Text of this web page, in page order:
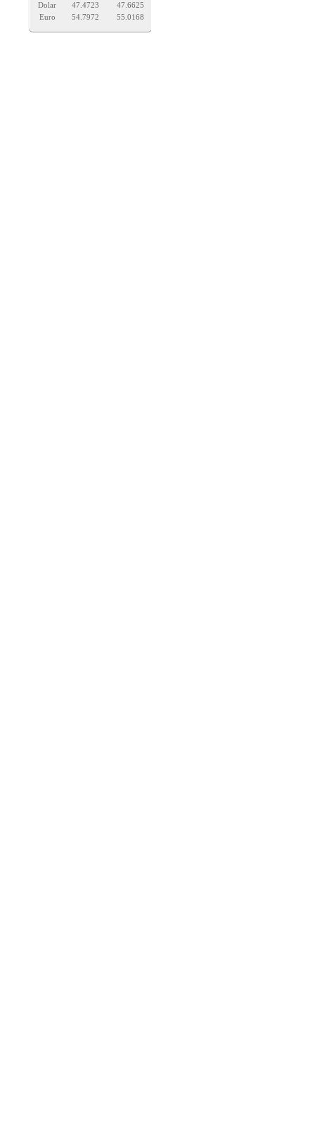
Dolar 47.4723
47.6625
Euro
54.7972 55.0168